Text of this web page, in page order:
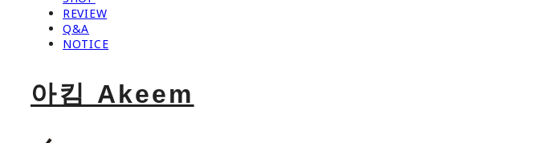
REVIEW
Q&A
NOTICE
아킴 Akeem